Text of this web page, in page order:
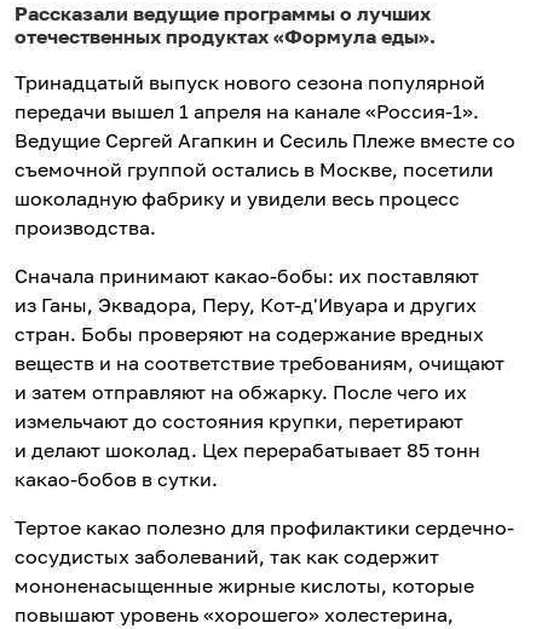
Рассказали ведущие программы о лучших
отечественных продуктах «Формула еды».
Тринадцатый выпуск нового сезона популярной
передачи вышел 1 апреля на канале «Россия-1».
Ведущие Сергей Агапкин и Сесиль Плеже вместе со
съемочной группой остались в Москве, посетили
шоколадную фабрику и увидели весь процесс
производства.
Сначала принимают какао-бобы: их поставляют
из Ганы, Эквадора, Перу, Кот-д'Ивуара и других
стран. Бобы проверяют на содержание вредных
веществ и на соответствие требованиям, очищают
и затем отправляют на обжарку. После чего их
измельчают до состояния крупки, перетирают
и делают шоколад. Цех перерабатывает 85 тонн
какао-бобов в сутки.
Тертое какао полезно для профилактики сердечно-
сосудистых заболеваний, так как содержит
мононенасыщенные жирные кислоты, которые
повышают уровень «хорошего» холестерина,